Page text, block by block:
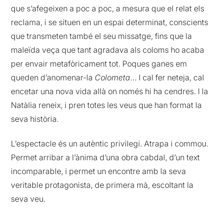
que s’afegeixen a poc a poc, a mesura que el relat els
reclama, i se situen en un espai determinat, conscients
que transmeten també el seu missatge, fins que la
maleïda veça que tant agradava als coloms ho acaba
per envair metafòricament tot. Poques ganes em
queden d’anomenar-la Colometa… I cal fer neteja, cal
encetar una nova vida allà on només hi ha cendres. I la
Natàlia reneix, i pren totes les veus que han format la
seva història.
L’espectacle és un autèntic privilegi. Atrapa i commou.
Permet arribar a l’ànima d’una obra cabdal, d’un text
incomparable, i permet un encontre amb la seva
veritable protagonista, de primera mà, escoltant la
seva veu.